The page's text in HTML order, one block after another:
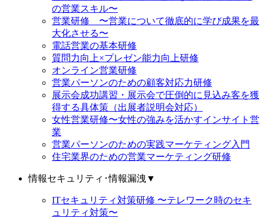
の営業スキル〜
営業研修 〜営業について徹底的に学び成果を最
大化させる〜
電話営業の基本研修
質問力向上×プレゼン能力向上研修
オンライン営業研修
営業パーソンのための顧客対応力研修
展示会成功講習・展示会で圧倒的に見込み客を獲
得する具体策（出展者説明会対応）
女性営業研修〜女性の強みを活かすインサイト営
業
営業パーソンのための実践マーケティング入門
住宅業界のための営業マーケティング研修
情報セキュリティ･情報漏洩 ▼
ITセキュリティ対策研修 〜テレワーク時のセキ
ュリティ対策〜